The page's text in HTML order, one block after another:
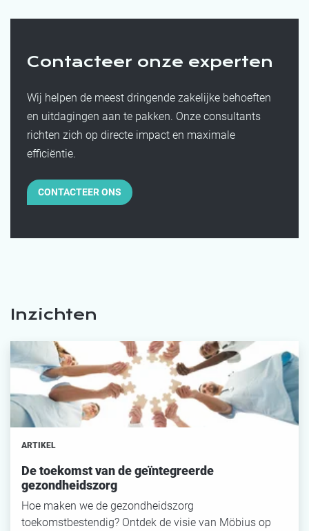
Contacteer onze experten
Wij helpen de meest dringende zakelijke behoeften
en uitdagingen aan te pakken. Onze consultants
richten zich op directe impact en maximale
efficiëntie.
CONTACTEER ONS
Inzichten
ARTIKEL
De toekomst van de geïntegreerde
gezondheidszorg
Hoe maken we de gezondheidszorg
toekomstbestendig? Ontdek de visie van Möbius op